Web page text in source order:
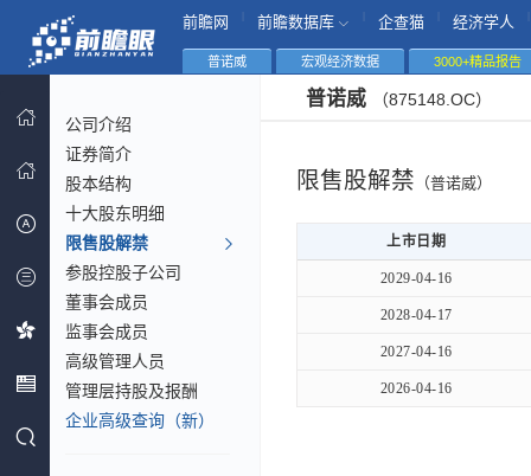
前瞻网 前瞻数据库 企查猫 经济学人
普诺威 宏观经济数据 3000+精品报告
公司介绍
证券简介
股本结构
十大股东明细
限售股解禁
参股控股子公司
董事会成员
监事会成员
高级管理人员
管理层持股及报酬
企业高级查询（新）
普诺威 （875148.OC）
限售股解禁 （普诺威）
上市日期
2029-04-16
2028-04-17
2027-04-16
2026-04-16